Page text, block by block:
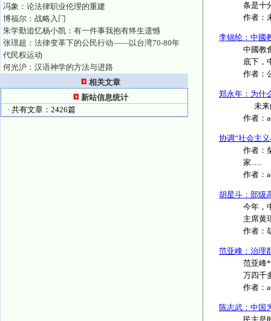
冯象：论法律职业伦理的重建
博福尔：战略入门
朱学勤追忆杨小凯：有一件事我抱有终生遗憾
张璟超：法律变革下的公民行动——以台湾70-80年
代民权运动
何光沪：汉语神学的方法与进路
相关文章
新站信息统计
· 共有文章：2426篇
条是十
作者：
李锦纶：中國
中國教
底下，
作者：
郑永年：为什
未来
作者：
协调“社会主
作者：
家......
作者：
胡星斗：部级
今年，
主席黄
作者：
范亚峰：治理
范亚峰
万四千
作者：
陈志武：中国